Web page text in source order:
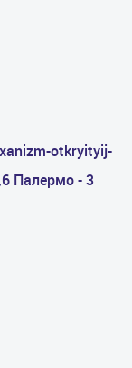
Палермо - 3